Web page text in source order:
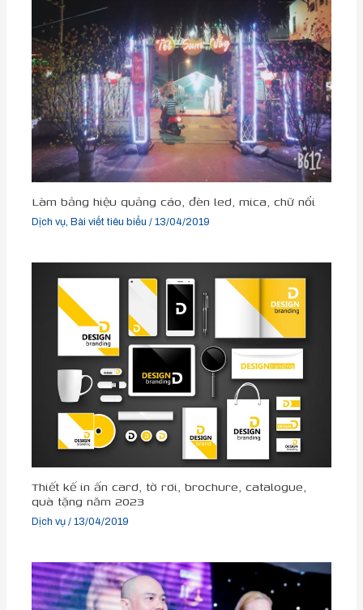
Làm bảng hiệu quảng cáo, đèn led, mica, chữ nổi
Dịch vụ, Bài viết tiêu biểu /13/04/2019
Thiết kế in ấn card, tờ rơi, brochure, catalogue,
quà tặng năm 2023
Dịch vụ /13/04/2019